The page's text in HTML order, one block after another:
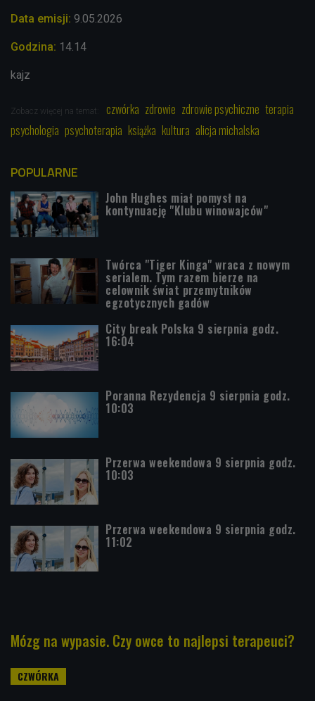
Data emisji: 9.05.2026
Godzina: 14.14
kajz
Zobacz więcej na temat: czwórka zdrowie zdrowie psychiczne terapia
psychologia psychoterapia książka kultura alicja michalska
POPULARNE
John Hughes miał pomysł na
kontynuację "Klubu winowajców"
Twórca "Tiger Kinga" wraca z nowym
serialem. Tym razem bierze na
celownik świat przemytników
egzotycznych gadów
City break Polska 9 sierpnia godz.
16:04
Poranna Rezydencja 9 sierpnia godz.
10:03
Przerwa weekendowa 9 sierpnia godz.
10:03
Przerwa weekendowa 9 sierpnia godz.
11:02
Mózg na wypasie. Czy owce to najlepsi terapeuci?